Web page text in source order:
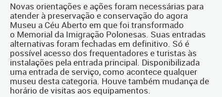
Novas orientações e ações foram necessárias para
atender à preservação e conservação do agora
Museu a Céu Aberto em que foi transformado
o Memorial da Imigração Polonesas. Suas entradas
alternativas foram fechadas em definitivo. Só é
possível acesso dos frequentadores e turistas às
instalações pela entrada principal. Disponibilizada
uma entrada de serviço, como acontece qualquer
museu desta categoria. Houve também mudança de
horário de visitas aos equipamentos.